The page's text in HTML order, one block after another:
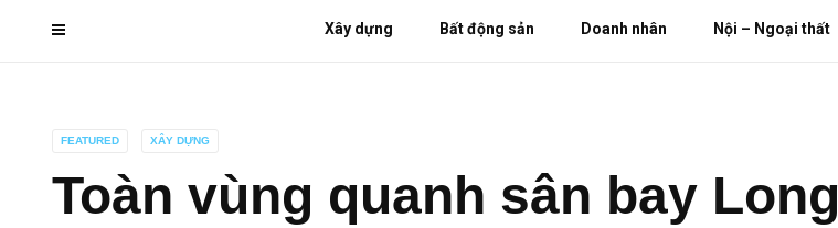
Xây dựng Bất động sản Doanh nhân Nội – Ngoại thất
FEATURED XÂY DỰNG
Toàn vùng quanh sân bay Long